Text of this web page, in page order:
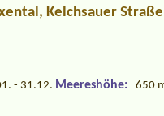
, Kelchsauer
- 31.12. Meereshöhe: 650